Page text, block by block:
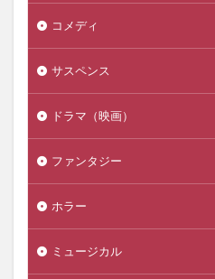
コメディ
サスペンス
ドラマ（映画）
ファンタジー
ホラー
ミュージカル